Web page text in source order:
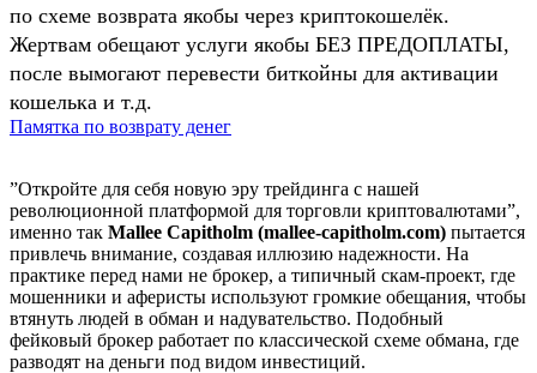
по схеме возврата якобы через криптокошелёк.
Жертвам обещают услуги якобы БЕЗ ПРЕДОПЛАТЫ,
после вымогают перевести биткойны для активации
кошелька и т.д.
Памятка по возврату денег
”Откройте для себя новую эру трейдинга с нашей
революционной платформой для торговли криптовалютами”,
именно так Mallee Capitholm (mallee-capitholm.com) пытается
привлечь внимание, создавая иллюзию надежности. На
практике перед нами не брокер, а типичный скам-проект, где
мошенники и аферисты используют громкие обещания, чтобы
втянуть людей в обман и надувательство. Подобный
фейковый брокер работает по классической схеме обмана, где
разводят на деньги под видом инвестиций.